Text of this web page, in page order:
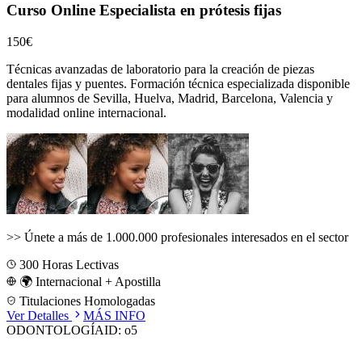
Curso Online Especialista en prótesis fijas
150€
Técnicas avanzadas de laboratorio para la creación de piezas
dentales fijas y puentes. Formación técnica especializada disponible
para alumnos de Sevilla, Huelva, Madrid, Barcelona, Valencia y
modalidad online internacional.
>> Únete a más de 1.000.000 profesionales interesados en el sector
300 Horas Lectivas
🌍 Internacional + Apostilla
Titulaciones Homologadas
Ver Detalles
MÁS INFO
ODONTOLOGÍAID: o5